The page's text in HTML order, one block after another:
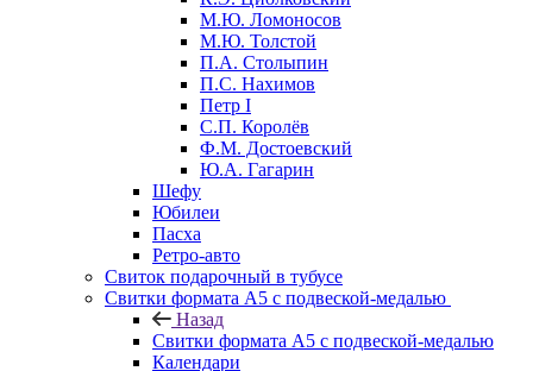
М.Ю. Ломоносов
М.Ю. Толстой
П.А. Столыпин
П.С. Нахимов
Петр I
С.П. Королёв
Ф.М. Достоевский
Ю.А. Гагарин
Шефу
Юбилеи
Пасха
Ретро-авто
Свиток подарочный в тубусе
Свитки формата А5 с подвеской-медалью
Назад
Свитки формата А5 с подвеской-медалью
Календари